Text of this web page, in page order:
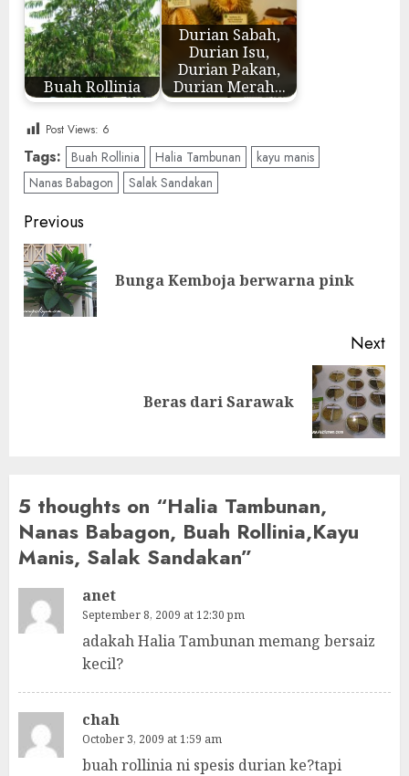
Buah Rollinia
Durian Sabah,
Durian Isu,
Durian Pakan,
Durian Merah...
Post Views: 6
Tags: Buah Rollinia Halia Tambunan
kayu manis
Nanas Babagon
Salak Sandakan
Post
navigation
Previous
Bunga Kemboja berwarna pink
Next
Beras dari Sarawak
5 thoughts on “Halia Tambunan,
Nanas Babagon, Buah Rollinia,Kayu
Manis, Salak Sandakan”
anet
September 8, 2009 at 12:30 pm
adakah Halia Tambunan memang bersaiz
kecil?
chah
October 3, 2009 at 1:59 am
buah rollinia ni spesis durian ke?tapi